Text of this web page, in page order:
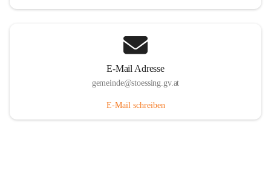
E-Mail Adresse
gemeinde@stoessing.gv.at
E-Mail schreiben